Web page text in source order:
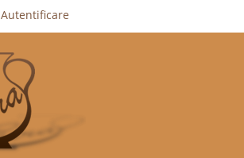
Autentificare